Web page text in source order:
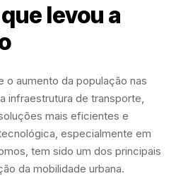
levou a
o aumento da população nas
infraestrutura de transporte,
mais eficientes e
especialmente em
tem sido um dos principais
da mobilidade urbana.